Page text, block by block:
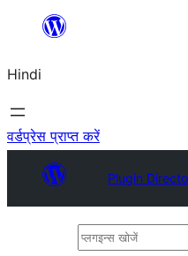
सामग्री
जाएं
Hindi
वर्डप्रेस प्राप्त करें
Plugin
प्लगइन्स